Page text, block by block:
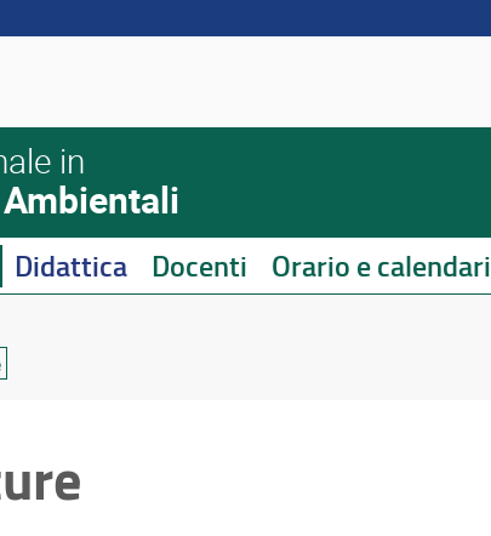
in
Didattica Docenti Orario e calendari